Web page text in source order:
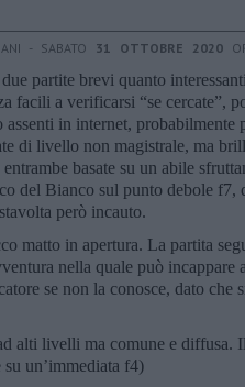
- SABATO 31 OTTOBRE 2020
partite brevi quanto
facili a verificarsi “se cercate”,
assenti in internet, probabilmente
di livello non magistrale, ma
basate su un abile
del Bianco sul punto debole f7,
però incauto.
matto in apertura. La partita
nella quale può incappare
se non la conosce, dato che
alti livelli ma comune e diffusa.
un’immediata f4)